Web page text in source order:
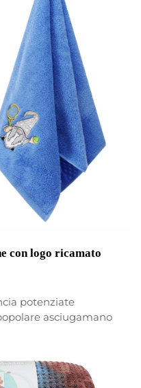
con logo ricamato
potenziate
asciugamano
sportive, hotel e